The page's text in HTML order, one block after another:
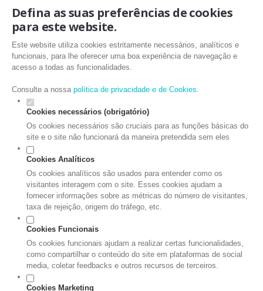
Defina as suas preferências de cookies
para este website.
Este website utiliza cookies estritamente necessários, analíticos e
funcionais, para lhe oferecer uma boa experiência de navegação e
acesso a todas as funcionalidades.
Consulte a nossa política de privacidade e de Cookies.
Cookies necessários (obrigatório)
Os cookies necessários são cruciais para as funções básicas do
site e o site não funcionará da maneira pretendida sem eles
Cookies Analíticos
Os cookies analíticos são usados para entender como os
visitantes interagem com o site. Esses cookies ajudam a
fornecer informações sobre as métricas do número de visitantes,
taxa de rejeição, origem do tráfego, etc.
Cookies Funcionais
Os cookies funcionais ajudam a realizar certas funcionalidades,
como compartilhar o conteúdo do site em plataformas de social
media, coletar feedbacks e outros recursos de terceiros.
Cookies Marketing